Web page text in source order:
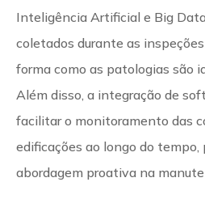
Inteligência Artificial e Big
coletados durante as
forma como as patologias são
Além disso, a integração de
facilitar o monitoramento das
edificações ao longo do tempo,
abordagem proativa na